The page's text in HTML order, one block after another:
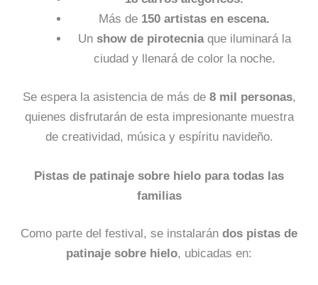
Más de 150 artistas en escena.
Un show de pirotecniaque iluminará la
ciudad y llenará de color la noche.
Se espera la asistencia de más de 8 mil personas,
quienes disfrutarán de esta impresionante muestra
de creatividad, música y espíritu navideño.
Pistas de patinaje sobre hielo para todas las
familias
Como parte del festival, se instalarán dos pistas de
patinaje sobre hielo, ubicadas en: